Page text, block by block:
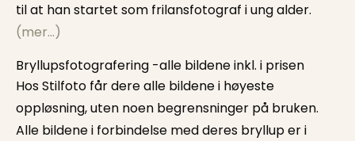
til at han startet som frilansfotograf i ung alder.
(mer…)
Bryllupsfotografering -alle bildene inkl. i prisen
Hos Stilfoto får dere alle bildene i høyeste
oppløsning, uten noen begrensninger på bruken.
Alle bildene i forbindelse med deres bryllup er i